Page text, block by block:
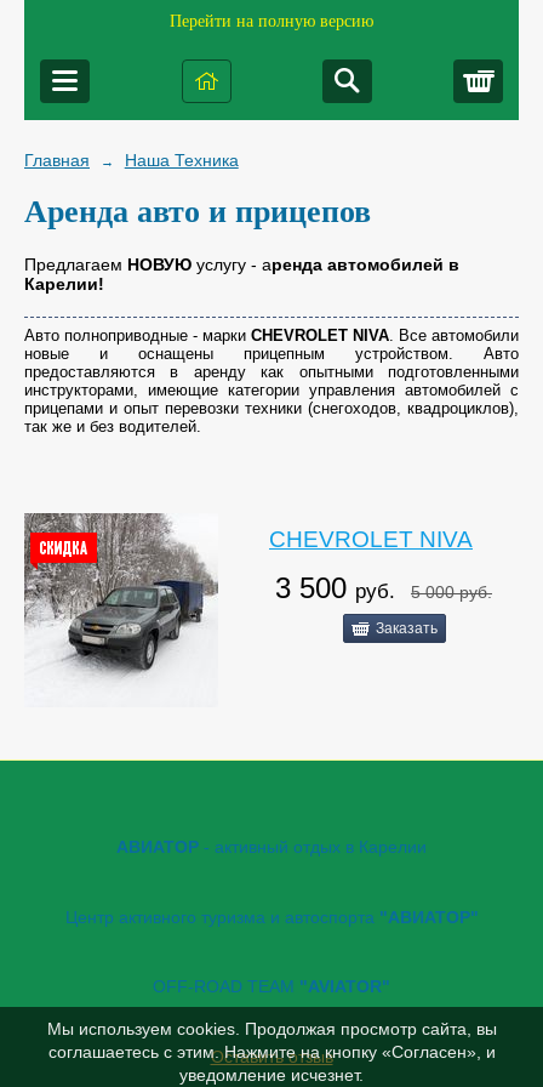
Перейти на полную версию
Главная → Наша Техника
Аренда авто и прицепов
Предлагаем НОВУЮ услугу - аренда автомобилей в
Карелии!
Авто полноприводные - марки CHEVROLET NIVA. Все автомобили
новые и оснащены прицепным устройством. Авто
предоставляются в аренду как опытными подготовленными
инструкторами, имеющие категории управления автомобилей с
прицепами и опыт перевозки техники (снегоходов, квадроциклов),
так же и без водителей.
CHEVROLET NIVA
3 500 руб. 5 000руб.
Заказать
АВИАТОР - активный отдых в Карелии
Центр активного туризма и автоспорта "АВИАТОР"
OFF-ROAD TEAM "AVIATOR"
Оставить отзыв
Мы используем cookies. Продолжая просмотр сайта, вы
соглашаетесь с этим. Нажмите на кнопку «Согласен», и
уведомление исчезнет.